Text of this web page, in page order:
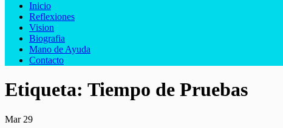
Inicio
Reflexiones
Vision
Biografia
Mano de Ayuda
Contacto
Etiqueta: Tiempo de Pruebas
Mar 29